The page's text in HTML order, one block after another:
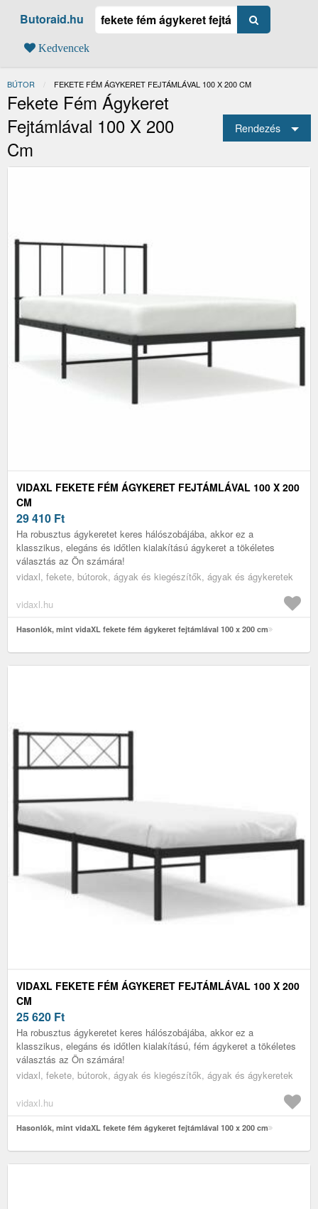
Butoraid.hu
Kedvencek
BÚTOR JELENLEGI:
FEKETE FÉM ÁGYKERET FEJTÁMLÁVAL 100 X 200 CM
Fekete Fém Ágykeret
Fejtámlával 100 X 200
Cm
Rendezés
VIDAXL FEKETE FÉM ÁGYKERET FEJTÁMLÁVAL 100 X 200
CM
29 410 Ft
Ha robusztus ágykeretet keres hálószobájába, akkor ez a
klasszikus, elegáns és időtlen kialakítású ágykeret a tökéletes
választás az Ön számára!
vidaxl, fekete, bútorok, ágyak és kiegészítők, ágyak és ágykeretek
vidaxl.hu
Hasonlók, mint vidaXL fekete fém ágykeret fejtámlával 100 x 200 cm
VIDAXL FEKETE FÉM ÁGYKERET FEJTÁMLÁVAL 100 X 200
CM
25 620 Ft
Ha robusztus ágykeretet keres hálószobájába, akkor ez a
klasszikus, elegáns és időtlen kialakítású, fém ágykeret a tökéletes
választás az Ön számára!
vidaxl, fekete, bútorok, ágyak és kiegészítők, ágyak és ágykeretek
vidaxl.hu
Hasonlók, mint vidaXL fekete fém ágykeret fejtámlával 100 x 200 cm